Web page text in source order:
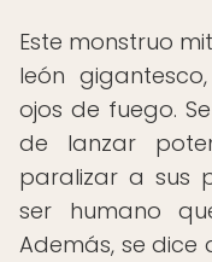
Este monstruo
león
ojos de fuego.
de lanzar
paralizar a sus
ser humano
Además, se dice